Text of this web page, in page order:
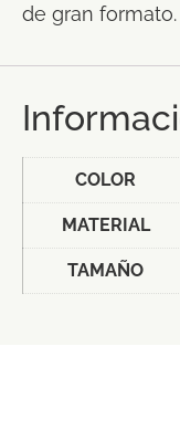
de gran formato.
COLOR
MATERIAL
TAMAÑO